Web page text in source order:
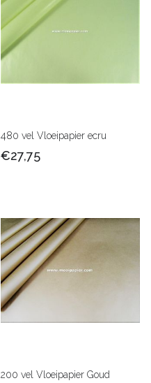
480 vel Vloeipapier ecru
€27,75
200 vel Vloeipapier Goud